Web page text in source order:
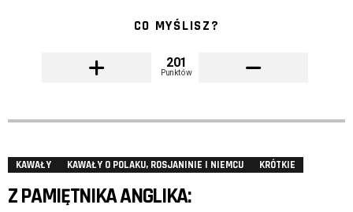
CO MYŚLISZ?
201
Punktów
KAWAŁY KAWAŁY O POLAKU, ROSJANINIE I NIEMCU KRÓTKIE
Z PAMIĘTNIKA ANGLIKA: